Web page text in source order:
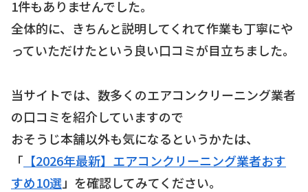
1件もありませんでした。
全体的に、きちんと説明してくれて作業も丁寧にや
っていただけたという良い口コミが目立ちました。
当サイトでは、数多くのエアコンクリーニング業者
の口コミを紹介していますので
おそうじ本舗以外も気になるというかたは、
「 【2026年最新】エアコンクリーニング業者おす
すめ10選」を確認してみてください。